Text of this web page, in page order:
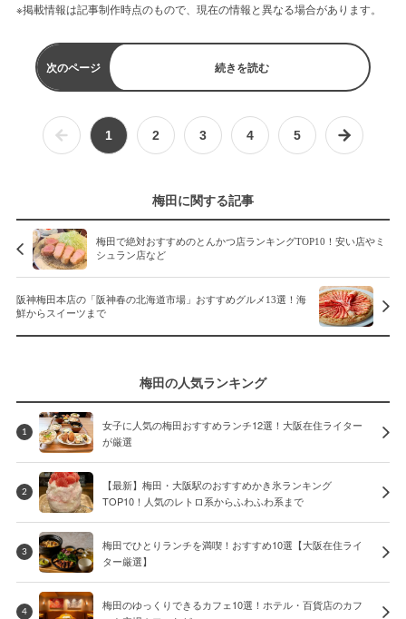
※掲載情報は記事制作時点のもので、現在の情報と異なる場合があります。
次のページ 続きを読む
1 2 3 4 5
梅田に関する記事
梅田で絶対おすすめのとんかつ店ランキングTOP10！安い店やミ
シュラン店など
阪神梅田本店の「阪神春の北海道市場」おすすめグルメ13選！海
鮮からスイーツまで
梅田の人気ランキング
1
女子に人気の梅田おすすめランチ12選！大阪在住ライター
が厳選
2
【最新】梅田・大阪駅のおすすめかき氷ランキング
TOP10！人気のレトロ系からふわふわ系まで
3
梅田でひとりランチを満喫！おすすめ10選【大阪在住ライ
ター厳選】
4
梅田のゆっくりできるカフェ10選！ホテル・百貨店のカフ